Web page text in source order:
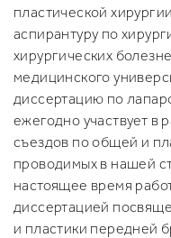
пластической
аспирантуру по
хирургических
медицинского
диссертацию по
ежегодно участвует в
съездов по общей и
проводимых в нашей
настоящее время
диссертацией
и пластики передней